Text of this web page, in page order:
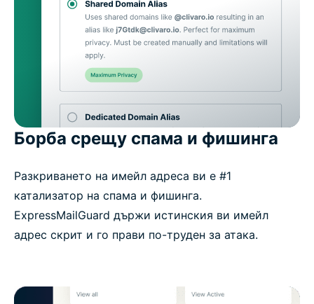
Борба срещу спама и фишинга
Разкриването на имейл адреса ви е #1
катализатор на спама и фишинга.
ExpressMailGuard държи истинския ви имейл
адрес скрит и го прави по-труден за атака.